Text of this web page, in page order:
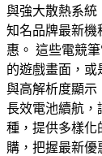
與強大散熱系統
知名品牌最新機
惠。 這些電競
的遊戲畫面，或
與高解析度顯示
長效電池續航，
種，提供多樣化
購，把握最新優